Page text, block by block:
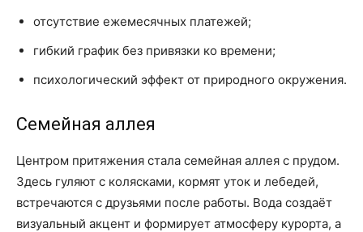
отсутствие ежемесячных платежей;
гибкий график без привязки ко времени;
психологический эффект от природного окружения.
Семейная аллея
Центром притяжения стала семейная аллея с прудом.
Здесь гуляют с колясками, кормят уток и лебедей,
встречаются с друзьями после работы. Вода создаёт
визуальный акцент и формирует атмосферу курорта, а